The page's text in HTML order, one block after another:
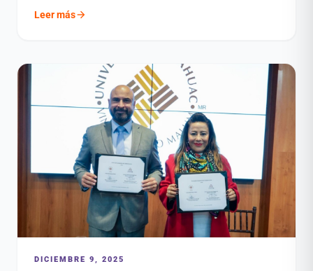
Leer másarrow_forward
DICIEMBRE 9, 2025